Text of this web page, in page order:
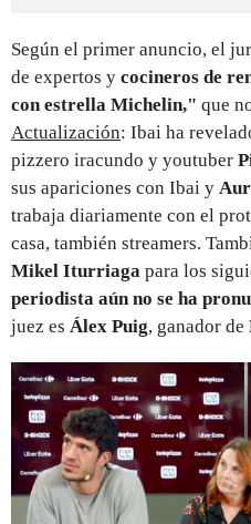
Según el primer anuncio, el
de expertos y cocineros de
con estrella Michelin," que
Actualización: Ibai ha
pizzero iracundo y youtuber
sus apariciones con Ibai y
trabaja diariamente con el
casa, también streamers.
Mikel Iturriaga para los
periodista aún no se ha
juez es Álex Puig, ganador de